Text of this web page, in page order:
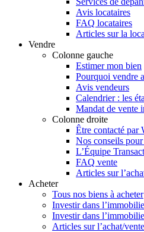
Avis locataires
FAQ locataires
Articles sur la
Vendre
Colonne gauche
Estimer mon bien
Pourquoi vendre
Avis vendeurs
Calendrier : les
Mandat de vente
Colonne droite
Être contacté
Nos conseils
L’Équipe
FAQ vente
Articles sur
Acheter
Tous nos biens à acheter
Investir dans
Investir dans
Articles sur l’achat/vente